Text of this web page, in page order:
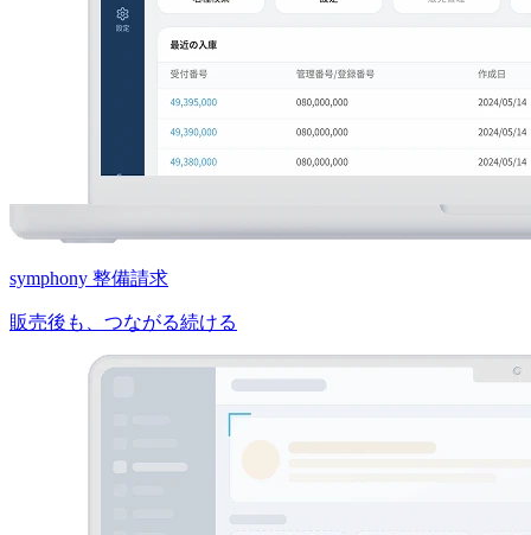
symphony 整備請求
販売後も、つながる続ける